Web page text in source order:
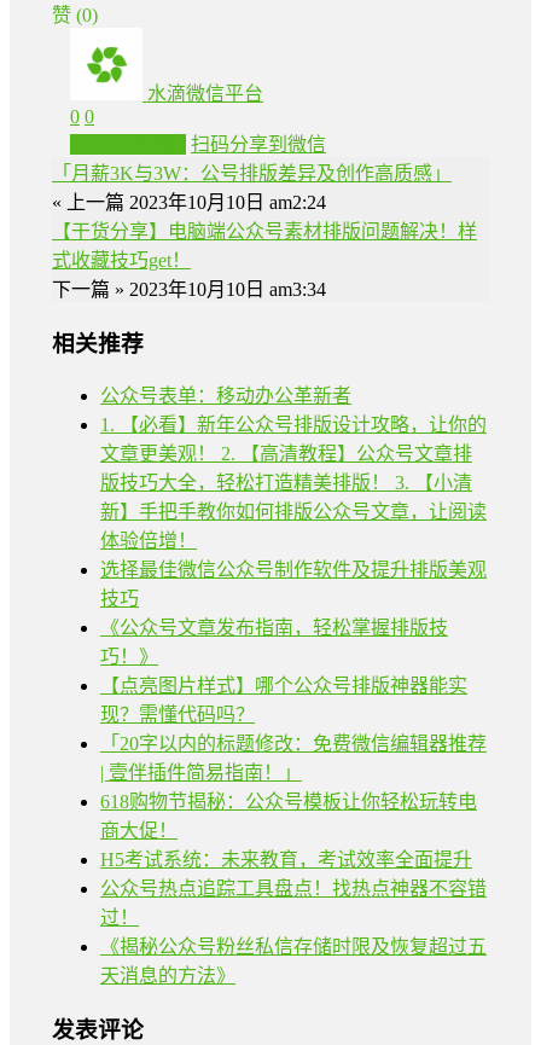
赞 (0)
水滴微信平台
0 0
扫码分享到微信
「月薪3K与3W：公号排版差异及创作高质感」
« 上一篇 2023年10月10日 am2:24
【干货分享】电脑端公众号素材排版问题解决！样
式收藏技巧get！
下一篇 » 2023年10月10日 am3:34
相关推荐
公众号表单：移动办公革新者
1. 【必看】新年公众号排版设计攻略，让你的
文章更美观！ 2. 【高清教程】公众号文章排
版技巧大全，轻松打造精美排版！ 3. 【小清
新】手把手教你如何排版公众号文章，让阅读
体验倍增！
选择最佳微信公众号制作软件及提升排版美观
技巧
《公众号文章发布指南，轻松掌握排版技
巧！》
【点亮图片样式】哪个公众号排版神器能实
现？需懂代码吗？
「20字以内的标题修改：免费微信编辑器推荐
| 壹伴插件简易指南！」
618购物节揭秘：公众号模板让你轻松玩转电
商大促！
H5考试系统：未来教育，考试效率全面提升
公众号热点追踪工具盘点！找热点神器不容错
过！
《揭秘公众号粉丝私信存储时限及恢复超过五
天消息的方法》
发表评论